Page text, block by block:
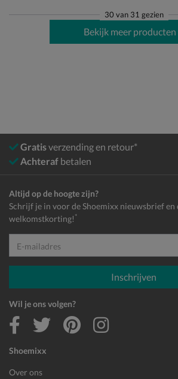
30 van 31 gezien
Bekijk meer producten
Gratisverzending en retour*
Achteraf betalen
Shoemixx
Over ons
Altijd op de hoogte zijn?
Schrijf je in voor de Shoemixx nieuwsbrief en
welkomstkorting! *
E-mailadres
Inschrijven
Wil je ons volgen?